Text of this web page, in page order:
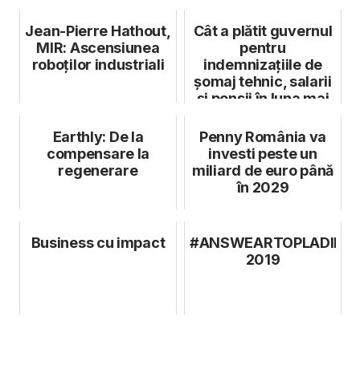
Jean-Pierre Hathout,
MIR: Ascensiunea
roboților industriali
Cât a plătit guvernul
pentru
indemnizațiile de
șomaj tehnic, salarii
și pensii în luna mai
Earthly: De la
compensare la
regenerare
Penny România va
investi peste un
miliard de euro până
în 2029
Business cu impact
#ANSWEARTOPLADIES
2019